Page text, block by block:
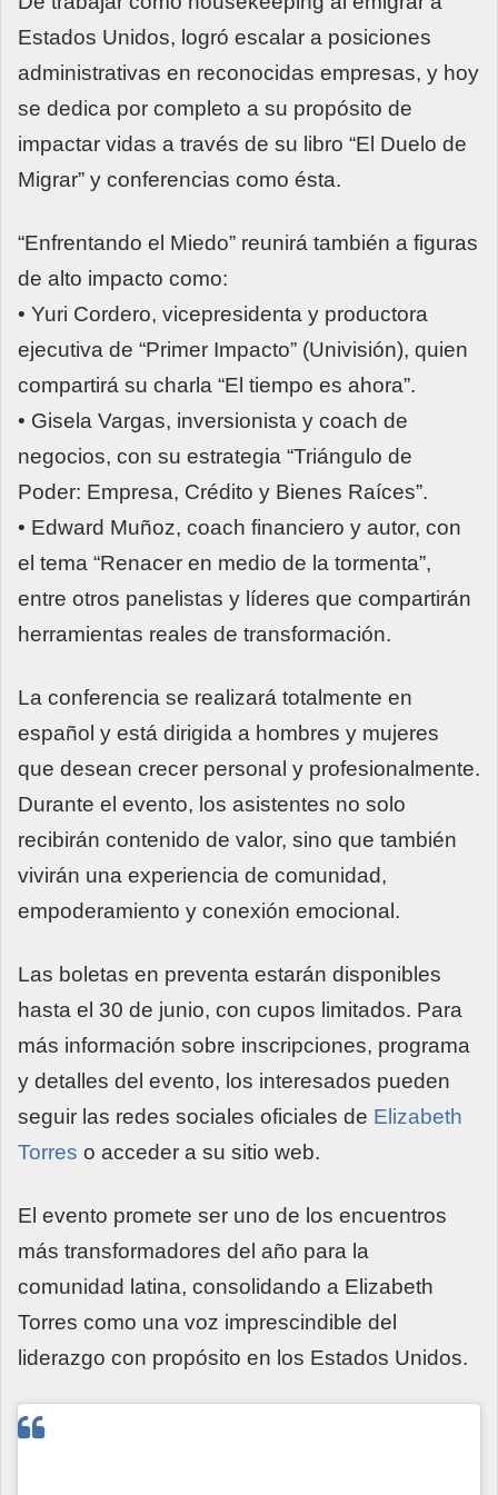
Estados Unidos, logró escalar a posiciones
administrativas en reconocidas empresas, y hoy
se dedica por completo a su propósito de
impactar vidas a través de su libro “El Duelo de
Migrar” y conferencias como ésta.
“Enfrentando el Miedo” reunirá también a figuras
de alto impacto como:
• Yuri Cordero, vicepresidenta y productora
ejecutiva de “Primer Impacto” (Univisión), quien
compartirá su charla “El tiempo es ahora”.
• Gisela Vargas, inversionista y coach de
negocios, con su estrategia “Triángulo de
Poder: Empresa, Crédito y Bienes Raíces”.
• Edward Muñoz, coach financiero y autor, con
el tema “Renacer en medio de la tormenta”,
entre otros panelistas y líderes que compartirán
herramientas reales de transformación.
La conferencia se realizará totalmente en
español y está dirigida a hombres y mujeres
que desean crecer personal y profesionalmente.
Durante el evento, los asistentes no solo
recibirán contenido de valor, sino que también
vivirán una experiencia de comunidad,
empoderamiento y conexión emocional.
Las boletas en preventa estarán disponibles
hasta el 30 de junio, con cupos limitados. Para
más información sobre inscripciones, programa
y detalles del evento, los interesados pueden
seguir las redes sociales oficiales de Elizabeth
Torres o acceder a su sitio web.
El evento promete ser uno de los encuentros
más transformadores del año para la
comunidad latina, consolidando a Elizabeth
Torres como una voz imprescindible del
liderazgo con propósito en los Estados Unidos.